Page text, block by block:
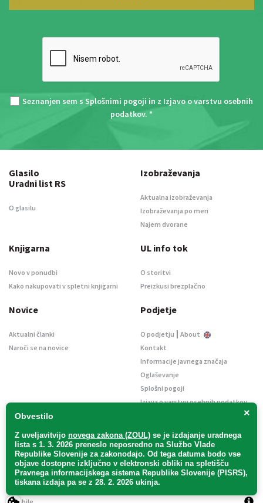
Seznanjen sem s Splošnimi pogoji in z Izjavo o varstvu osebnih
podatkov. *
×
Obvestilo
Z uveljavitvijo novega zakona (ZOUL) se je izdajanje uradnega
lista s 1. 3. 2026 preneslo neposredno na Službo Vlade
Republike Slovenije za zakonodajo. Od tega datuma bodo vse
objave dostopne izključno v elektronski obliki na spletišču
Pravnega informacijskega sistema Republike Slovenije (PISRS),
tiskana izdaja pa se z 28. 2. 2026 ukinja.
Glasilo
Uradni list RS
O glasilu
Izobraževanja
Aktualna izobraževanja
Izobraževanja po meri
Najem dvorane
Knjigarna
Novo v ponudbi
Kako nakupovati v spletni knjigarni
UL info tok
O storitvi
Preizkusi brezplačno
Novice
Aktualni članki
Naroči se na novice
Podjetje
O podjetju | About
Kontakt
Informacije javnega značaja
Oglaševanje
Splošni pogoji
Izjava o varstvu osebnih podatkov
Uradni list d. o. o. – v likvidaciji / Vse pravice pridržane.